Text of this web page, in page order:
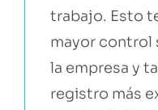
trabajo. Esto
mayor control
la empresa y
registro más